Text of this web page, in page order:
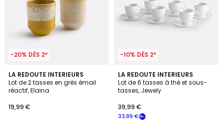
-20% DÈS 2*
LA REDOUTE INTERIEURS
Lot de 2 tasses en grès émail
réactif, Elaina
19,99 €
-10% DÈS 2*
LA REDOUTE INTERIEURS
Lot de 6 tasses à thé et sous-
tasses, Jewely
33,99 €
39,99 €
4,8
/ 5